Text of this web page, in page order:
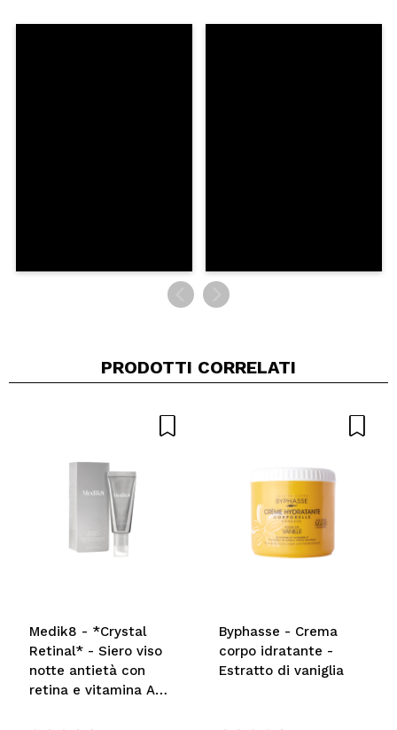
PRODOTTI CORRELATI
Medik8 - *Crystal
Retinal* - Siero viso
notte antietà con
retina e vitamina A
Byphasse - Crema
corpo idratante -
Estratto di vaniglia